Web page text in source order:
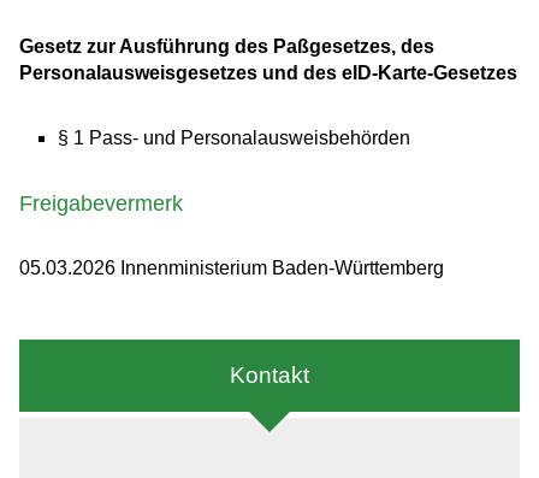
Gesetz zur Ausführung des Paßgesetzes, des
Personalausweisgesetzes und des eID-Karte-Gesetzes
§ 1 Pass- und Personalausweisbehörden
Freigabevermerk
05.03.2026 Innenministerium Baden-Württemberg
Kontakt